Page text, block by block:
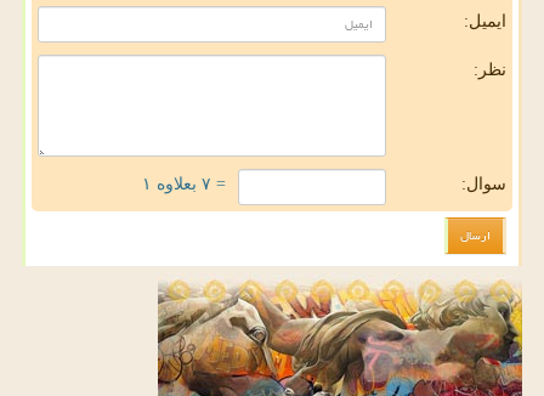
ایمیل:
نظر:
سوال: = ۷ بعلاوه ۱